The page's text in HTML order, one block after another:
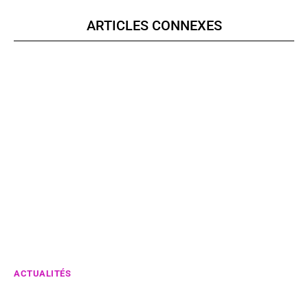
ARTICLES CONNEXES
ACTUALITÉS